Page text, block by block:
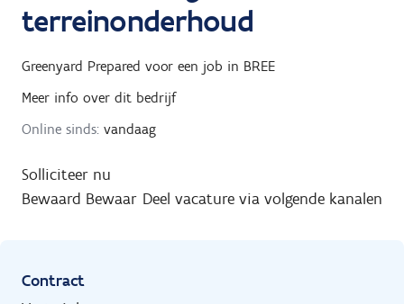
terreinonderhoud
Greenyard Prepared voor een job in BREE
Meer info over dit bedrijf
Online sinds: vandaag
Solliciteer nu
Bewaard Bewaar Deel vacature via volgende kanalen
Contract